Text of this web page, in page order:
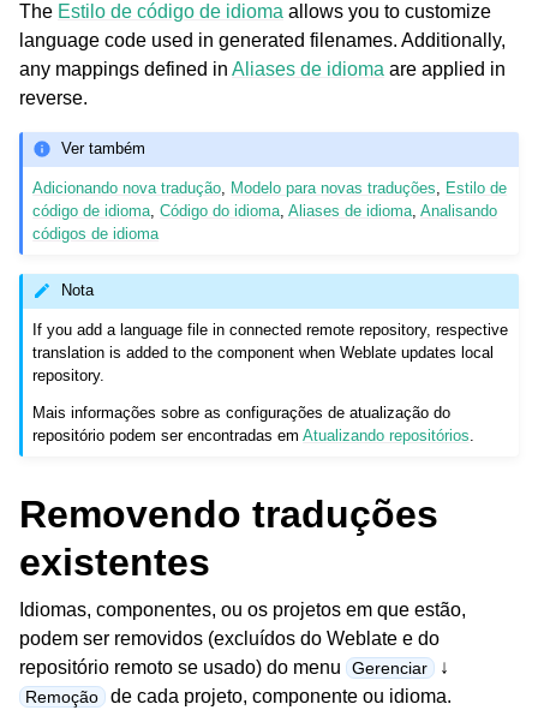
The Estilo de código de idioma allows you to customize
language code used in generated filenames. Additionally,
any mappings defined in Aliases de idioma are applied in
reverse.
Ver também
Adicionando nova tradução Modelo para novas traduções
Estilo de
código de idioma ,Código do idioma ,Aliases de idioma ,Analisando
códigos de idioma
Nota
If you add a language file in connected remote repository, respective
translation is added to the component when Weblate updates local
repository.
Mais informações sobre as configurações de atualização do
repositório podem ser encontradas emAtualizando repositórios
Removendo traduções
existentes
Idiomas, componentes, ou os projetos em que estão,
podem ser removidos (excluídos do Weblate e do
repositório remoto se usado) do menu
Gerenciar ↓
Remoção de cada projeto, componente ou idioma.